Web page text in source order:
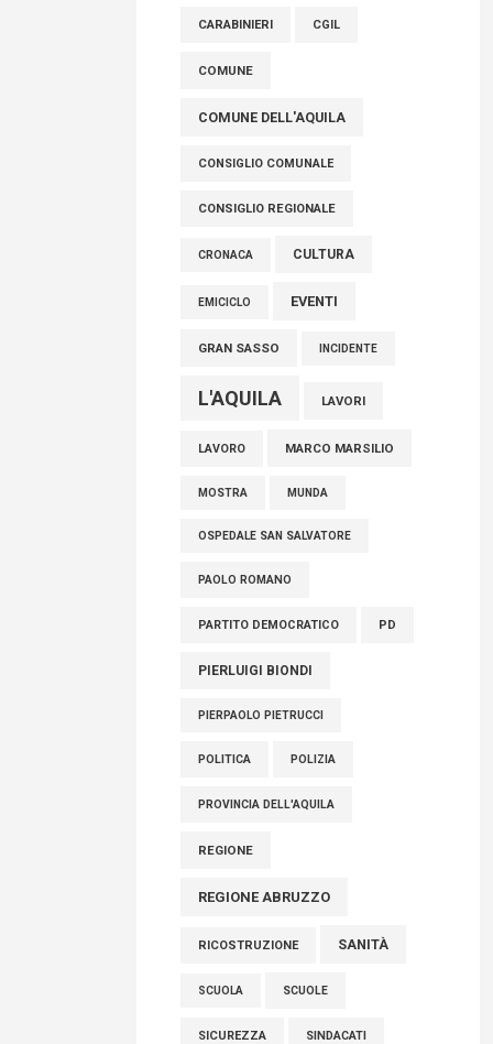
tra cui molti abruzzesi"
06 Agosto 2026
CARABINIERI CGIL
COMUNE
COMUNE DELL'AQUILA
CONSIGLIO COMUNALE
CONSIGLIO REGIONALE
CRONACA CULTURA
EMICICLO EVENTI
GRAN SASSO INCIDENTE
L'AQUILA LAVORI
LAVORO MARCO MARSILIO
MOSTRA MUNDA
OSPEDALE SAN SALVATORE
PAOLO ROMANO
PARTITO DEMOCRATICO PD
PIERLUIGI BIONDI
PIERPAOLO PIETRUCCI
POLITICA POLIZIA
PROVINCIA DELL'AQUILA
REGIONE
REGIONE ABRUZZO
RICOSTRUZIONE SANITÀ
SCUOLA SCUOLE
SICUREZZA SINDACATI